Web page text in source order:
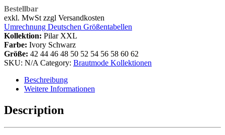
Bestellbar
exkl. MwSt zzgl Versandkosten
Umrechnung Deutschen Größentabellen
Kollektion: Pilar XXL
Farbe: Ivory Schwarz
Größe: 42 44 46 48 50 52 54 56 58 60 62
SKU: N/A Category: Brautmode Kollektionen
Beschreibung
Weitere Informationen
Description